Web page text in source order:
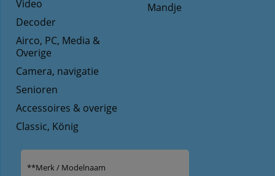
Mandje
Video
Decoder
Airco, PC, Media &
Overige
Camera, navigatie
Senioren
Accessoires & overige
Classic, König